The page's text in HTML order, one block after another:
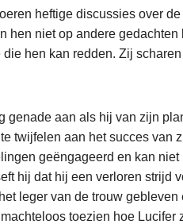
heftige discussies over
hen niet op andere gedachten
hen kan redden. Zij
genade aan als hij van zijn
twijfelen aan het succes van
geëngageerd en kan niet
hij dat hij een verloren strijd
leger van de trouw
toezien hoe Lucifer